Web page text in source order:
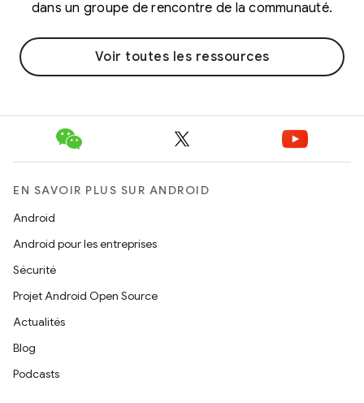
dans un groupe de rencontre de la communauté.
Voir toutes les ressources
EN SAVOIR PLUS SUR ANDROID
Android
Android pour les entreprises
Sécurité
Projet Android Open Source
Actualités
Blog
Podcasts